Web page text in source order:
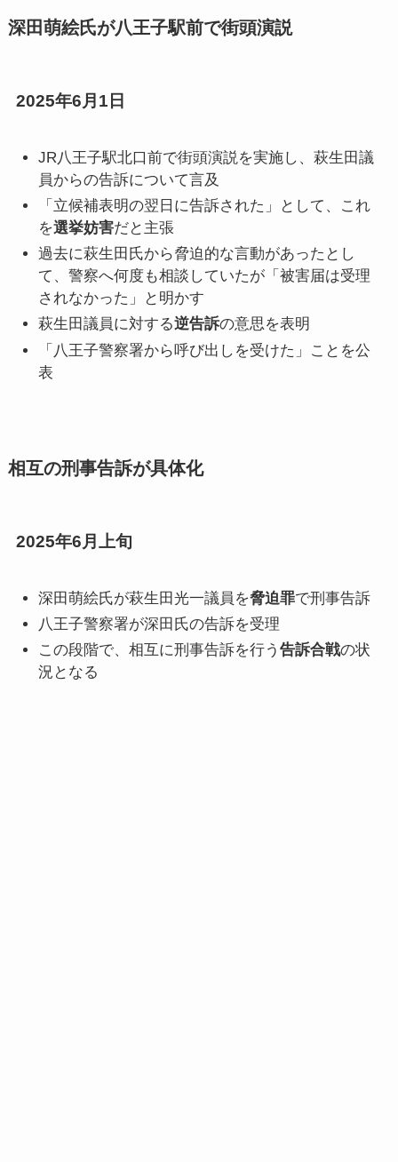
深田萌絵氏が八王子駅前で街頭演説
2025年6月1日
JR八王子駅北口前で街頭演説を実施し、萩生田議
員からの告訴について言及
「立候補表明の翌日に告訴された」として、これ
を選挙妨害だと主張
過去に萩生田氏から脅迫的な言動があったとし
て、警察へ何度も相談していたが「被害届は受理
されなかった」と明かす
萩生田議員に対する逆告訴の意思を表明
「八王子警察署から呼び出しを受けた」ことを公
表
相互の刑事告訴が具体化
2025年6月上旬
深田萌絵氏が萩生田光一議員を脅迫罪で刑事告訴
八王子警察署が深田氏の告訴を受理
この段階で、相互に刑事告訴を行う告訴合戦の状
況となる